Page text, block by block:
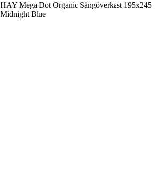
HAY Mega Dot Organic Sängöverkast 195x245
Midnight Blue